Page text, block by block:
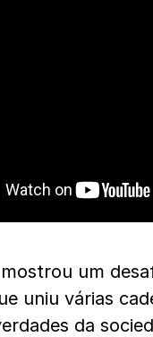
um
uniu várias
da